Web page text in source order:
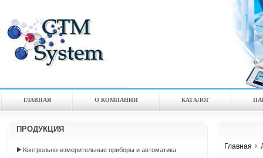
ГЛАВНАЯ О КОМПАНИИ КАТАЛOГ
ПРОДУКЦИЯ
Контрольно-измерительные приборы и автоматика Главная